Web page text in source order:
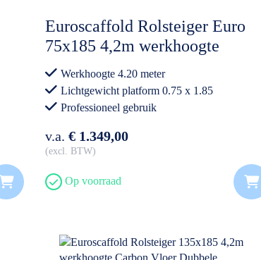
Euroscaffold Rolsteiger Euro
75x185 4,2m werkhoogte
Carbon Vloer
Werkhoogte 4.20 meter
Lichtgewicht platform 0.75 x 1.85
Professioneel gebruik
v.a. € 1.349,00
excl. BTW
Op voorraad